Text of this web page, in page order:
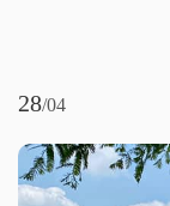
28/04